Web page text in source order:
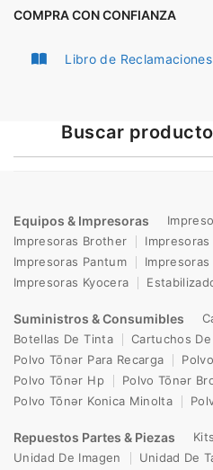
COMPRA CON CONFIANZA
Libro de Reclamaciones
Buscar
Equipos & Impresoras
Impresoras Brother
Impresoras Pantum
Impresoras Kyocera
Suministros & Consumibles
Botellas De Tinta
Cartuchos
Polvo Tōnər Para Recarga
Polvo Tōnər Hp
Polvo Tōnər
Polvo Tōnər Konica Minolta
Repuestos Partes & Piezas
Unidad De Imagen
Unidad De